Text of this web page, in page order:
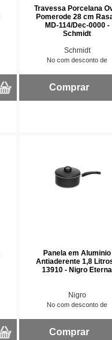
Travessa Porcelana
Pomerode 28 cm
MD-114/Dec-0000 -
Schmidt
Schmidt
No com desconto de
Comprar
Panela em Aluminio
Antiaderente 1,8
13910 - Nigro Eterna
Nigro
No com desconto de
Comprar